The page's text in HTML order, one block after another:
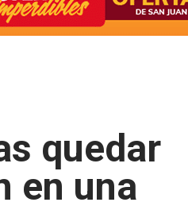
quedar
en una